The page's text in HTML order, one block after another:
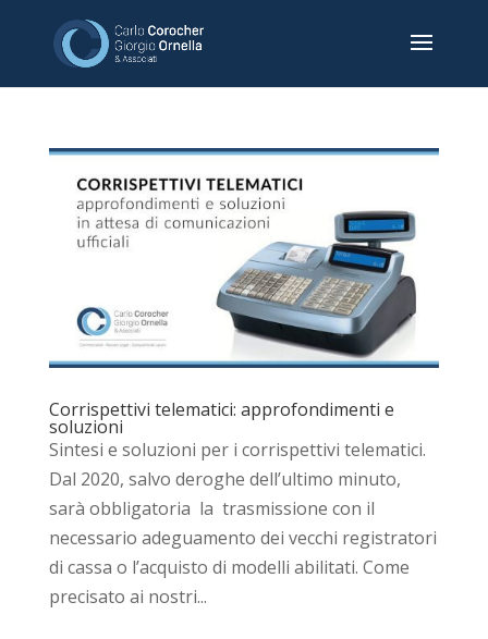
Corrispettivi telematici: approfondimenti e
soluzioni
Sintesi e soluzioni per i corrispettivi telematici.
Dal 2020, salvo deroghe dell’ultimo minuto,
sarà obbligatoria la trasmissione con il
necessario adeguamento dei vecchi registratori
di cassa o l’acquisto di modelli abilitati. Come
precisato ai nostri...